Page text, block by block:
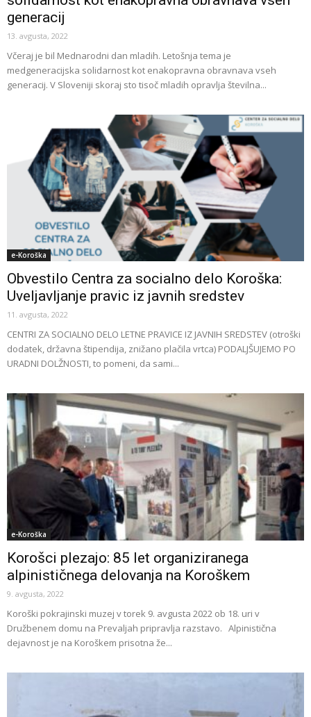
generacij
13. avgusta, 2022
Včeraj je bil Mednarodni dan mladih. Letošnja tema je
medgeneracijska solidarnost kot enakopravna obravnava vseh
generacij. V Sloveniji skoraj sto tisoč mladih opravlja številna...
e-Koroška
Obvestilo Centra za socialno delo Koroška:
Uveljavljanje pravic iz javnih sredstev
11. avgusta, 2022
CENTRI ZA SOCIALNO DELO LETNE PRAVICE IZ JAVNIH SREDSTEV (otroški
dodatek, državna štipendija, znižano plačila vrtca) PODALJŠUJEMO PO
URADNI DOLŽNOSTI, to pomeni, da sami...
e-Koroška
Korošci plezajo: 85 let organiziranega
alpinističnega delovanja na Koroškem
9. avgusta, 2022
Koroški pokrajinski muzej v torek 9. avgusta 2022 ob 18. uri v
Družbenem domu na Prevaljah pripravlja razstavo. Alpinistična
dejavnost je na Koroškem prisotna že...